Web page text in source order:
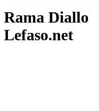
Rama Diallo
Lefaso.net